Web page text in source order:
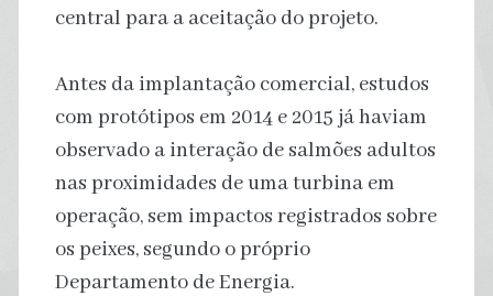
central para a aceitação do projeto.
Antes da implantação comercial, estudos
com protótipos em 2014 e 2015 já haviam
observado a interação de salmões adultos
nas proximidades de uma turbina em
operação, sem impactos registrados sobre
os peixes, segundo o próprio
Departamento de Energia.